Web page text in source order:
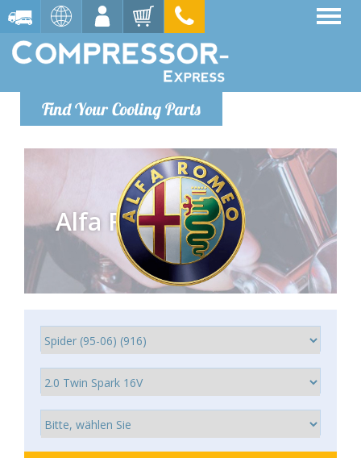
Find Your Cooling Parts
Alfa Romeo